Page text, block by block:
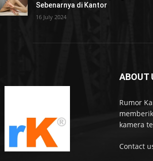
Sebenarnya di Kantor
16 July 2024
ABOUT
Rumor
kamera
Contact